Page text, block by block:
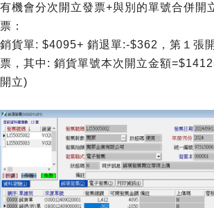
有機會分次開立發票+與別的單號合併開
票：
銷貨單: $4095+ 銷退單:-$362，第１張
票，其中: 銷貨單號本次開立金額
開立)